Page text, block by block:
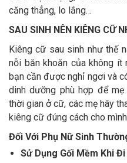
căng thẳng, lo lắng…
SAU SINH NÊN KIÊNG CỮ
Kiêng cữ sau sinh như thế
nỗi băn khoăn của không ít
bạn cần được nghỉ ngơi và
dinh dưỡng phù hợp để
thời gian ở cữ, các mẹ hãy
kiêng cữ đúng cách cho
Đối Với Phụ Nữ Sinh
Sử Dụng Gối Mềm Khi